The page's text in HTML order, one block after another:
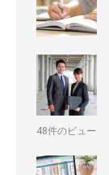
48件のビュー